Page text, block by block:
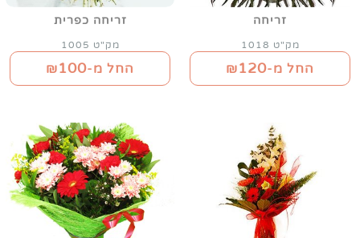
זריחה
מק"ט 1018
החל מ-₪120
זריחה כפרית
מק"ט 1005
החל מ-₪100